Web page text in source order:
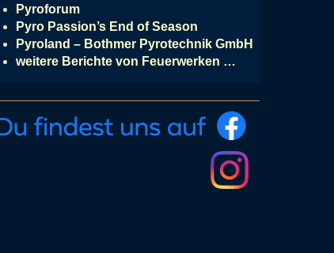
Pyroforum
Pyro Passion’s End of Season
Pyroland – Bothmer Pyrotechnik GmbH
weitere Berichte von Feuerwerken …